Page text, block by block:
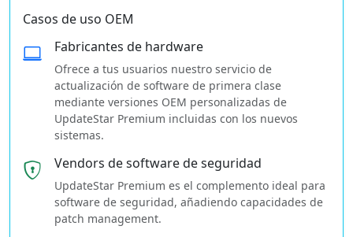
Casos de uso OEM
Fabricantes de hardware
Ofrece a tus usuarios nuestro servicio de
actualización de software de primera clase
mediante versiones OEM personalizadas de
UpdateStar Premium incluidas con los nuevos
sistemas.
Vendors de software de seguridad
UpdateStar Premium es el complemento ideal para
software de seguridad, añadiendo capacidades de
patch management.